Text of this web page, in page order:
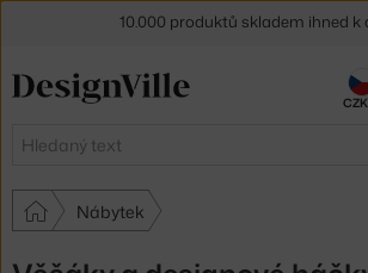
Hledat
Nábytek
10.000 produktů skladem ihned k
30 dní na vrácení zbožíCZK